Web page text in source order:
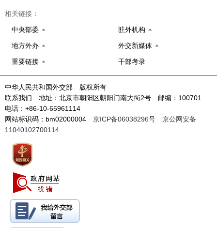
相关链接：
中央部委 驻外机构
地方外办 外交新媒体
重要链接 干部考录
中华人民共和国外交部 版权所有
联系我们 地址：北京市朝阳区朝阳门南大街2号 邮编：100701
电话：+86-10-65961114
网站标识码：bm02000004 京ICP备06038296号
京公网安备
11040102700114